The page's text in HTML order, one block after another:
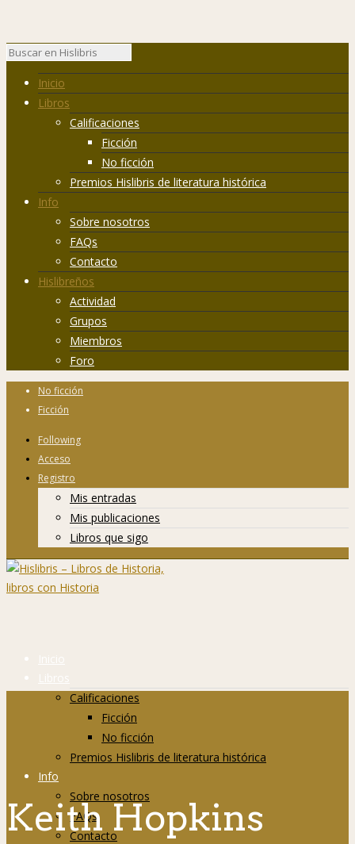
Inicio
Libros
Calificaciones
Ficción
No ficción
Premios Hislibris de literatura histórica
Info
Sobre nosotros
FAQs
Contacto
Hislibreños
Actividad
Grupos
Miembros
Foro
No ficción
Ficción
Following
Acceso
Registro
Mis entradas
Mis publicaciones
Libros que sigo
Inicio
Libros
Calificaciones
Ficción
No ficción
Premios Hislibris de literatura histórica
Info
Sobre nosotros
FAQs
Contacto
Keith Hopkins